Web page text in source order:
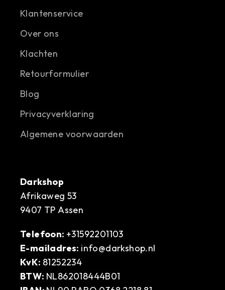
Klantenservice
Over ons
Klachten
Retourformulier
Blog
Privacyverklaring
Algemene voorwaarden
Darkshop
Afrikaweg 53
9407 TP Assen
Telefoon: +31592201103
E-mailadres: info@darkshop.nl
KvK: 81252234
BTW: NL862018444B01